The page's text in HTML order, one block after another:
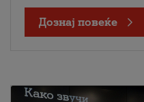
Дознај повеќе